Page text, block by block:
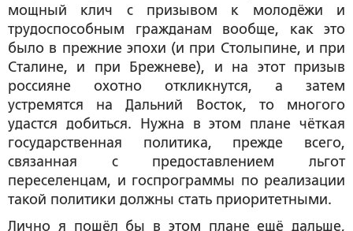
мощный клич с призывом к молодёжи и
трудоспособным гражданам вообще, как это
было в прежние эпохи (и при Столыпине, и при
Сталине, и при Брежневе), и на этот призыв
россияне охотно откликнутся, а затем
устремятся на Дальний Восток, то многого
удастся добиться. Нужна в этом плане чёткая
государственная политика, прежде всего,
связанная с предоставлением льгот
переселенцам, и госпрограммы по реализации
такой политики должны стать приоритетными.
Лично я пошёл бы в этом плане ещё дальше,